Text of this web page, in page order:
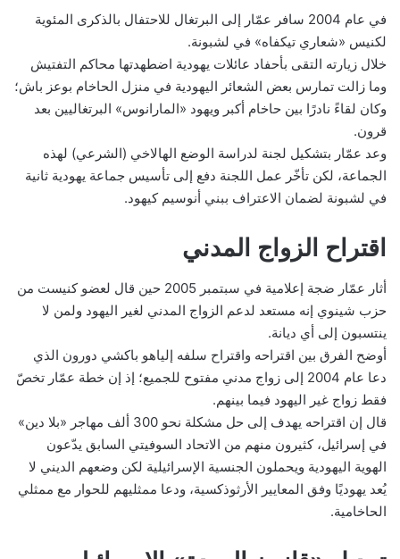
في عام 2004 سافر عمّار إلى البرتغال للاحتفال بالذكرى المئوية
لكنيس «شعاري تيكفاه» في لشبونة.
خلال زيارته التقى بأحفاد عائلات يهودية اضطهدتها محاكم التفتيش
وما زالت تمارس بعض الشعائر اليهودية في منزل الحاخام بوعز باش؛
وكان لقاءً نادرًا بين حاخام أكبر ويهود «المارانوس» البرتغاليين بعد
قرون.
وعد عمّار بتشكيل لجنة لدراسة الوضع الهالاخي (الشرعي) لهذه
الجماعة، لكن تأخّر عمل اللجنة دفع إلى تأسيس جماعة يهودية ثانية
في لشبونة لضمان الاعتراف ببني أنوسيم كيهود.
اقتراح الزواج المدني
أثار عمّار ضجة إعلامية في سبتمبر 2005 حين قال لعضو كنيست من
حزب شينوي إنه مستعد لدعم الزواج المدني لغير اليهود ولمن لا
ينتسبون إلى أي ديانة.
أوضح الفرق بين اقتراحه واقتراح سلفه إلياهو باكشي دورون الذي
دعا عام 2004 إلى زواج مدني مفتوح للجميع؛ إذ إن خطة عمّار تخصّ
فقط زواج غير اليهود فيما بينهم.
قال إن اقتراحه يهدف إلى حل مشكلة نحو 300 ألف مهاجر «بلا دين»
في إسرائيل، كثيرون منهم من الاتحاد السوفيتي السابق يدّعون
الهوية اليهودية ويحملون الجنسية الإسرائيلية لكن وضعهم الديني لا
يُعد يهوديًا وفق المعايير الأرثوذكسية، ودعا ممثليهم للحوار مع ممثلي
الحاخامية.